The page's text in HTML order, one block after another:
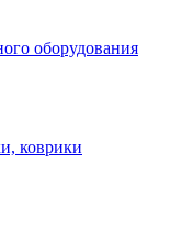
оборудования
коврики